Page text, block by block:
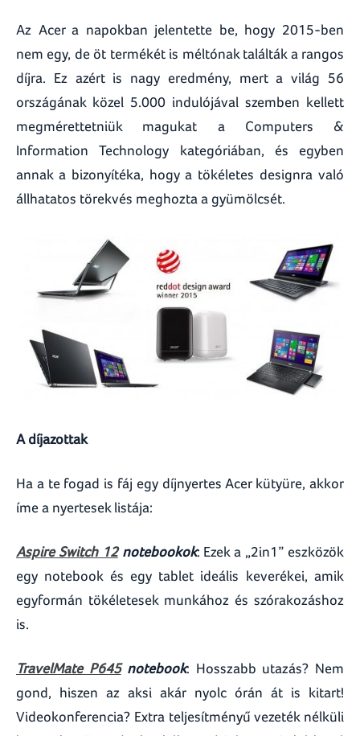
Az Acer a napokban jelentette be, hogy 2015-ben
nem egy, de öt termékét is méltónak találták a rangos
díjra. Ez azért is nagy eredmény, mert a világ 56
országának közel 5.000 indulójával szemben kellett
megmérettetniük magukat a Computers &
Information Technology kategóriában, és egyben
annak a bizonyítéka, hogy a tökéletes designra való
állhatatos törekvés meghozta a gyümölcsét.
A díjazottak
Ha a te fogad is fáj egy díjnyertes Acer kütyüre, akkor
íme a nyertesek listája:
Aspire Switch 12notebookok: Ezek a „2in1” eszközök
egy notebook és egy tablet ideális keverékei, amik
egyformán tökéletesek munkához és szórakozáshoz
is.
TravelMate P645notebook: Hosszabb utazás? Nem
gond, hiszen az aksi akár nyolc órán át is kitart!
Videokonferencia? Extra teljesítményű vezeték nélküli